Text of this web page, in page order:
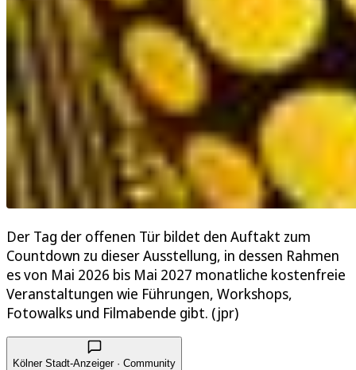
Der Tag der offenen Tür bildet den Auftakt zum
Countdown zu dieser Ausstellung, in dessen Rahmen
es von Mai 2026 bis Mai 2027 monatliche kostenfreie
Veranstaltungen wie Führungen, Workshops,
Fotowalks und Filmabende gibt. (jpr)
Kölner Stadt-Anzeiger · Community